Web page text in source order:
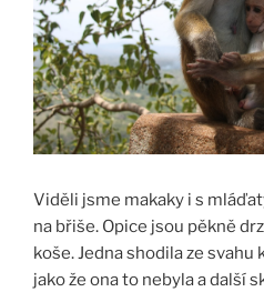
Viděli jsme makaky i s
na břiše. Opice jsou pěkně
koše. Jedna shodila ze svahu
jako že ona to nebyla a další